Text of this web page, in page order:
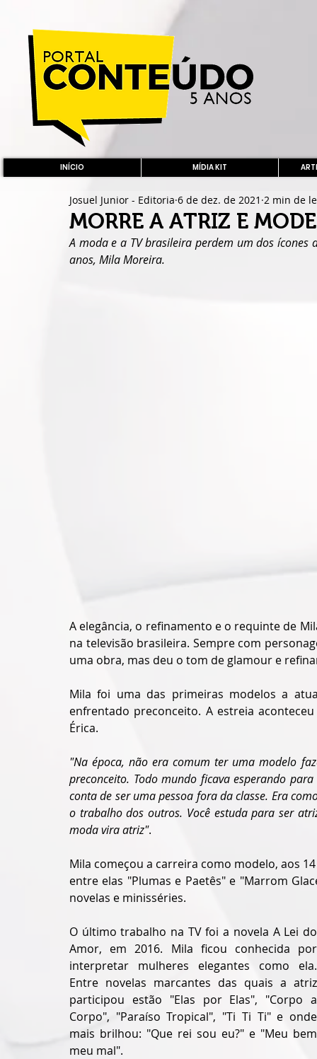
INÍCIO MÍDIA KIT
MORRE A ATRIZ E
Josuel Junior - Editoria 6 de dez. de 2021 2 min de
A moda e a TV brasileira perdem um dos
anos, Mila Moreira.
A elegância, o refinamento e o requinte de
na televisão brasileira. Sempre com
uma obra, mas deu o tom de glamour e
Mila foi uma das primeiras modelos a
enfrentado preconceito. A estreia
Érica.
"Na época, não era comum ter uma modelo
preconceito. Todo mundo ficava esperando
conta de ser uma pessoa fora da classe. Era
o trabalho dos outros. Você estuda para ser
moda vira atriz".
Mila começou a carreira como modelo, aos
entre elas "Plumas e Paetês" e "Marrom
novelas e minisséries.
O último trabalho na TV foi a novela A Lei do
Amor, em 2016. Mila ficou conhecida por
interpretar mulheres elegantes como ela.
Entre novelas marcantes das quais a atriz
participou estão "Elas por Elas", "Corpo a
Corpo", "Paraíso Tropical", "Ti Ti Ti" e onde
mais brilhou: "Que rei sou eu?" e "Meu bem
meu mal".